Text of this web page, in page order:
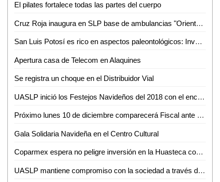
El pilates fortalece todas las partes del cuerpo
Cruz Roja inaugura en SLP base de ambulancias "Oriente-Sur"
San Luis Potosí es rico en aspectos paleontológicos: Investigador de la UASLP
Apertura casa de Telecom en Alaquines
Se registra un choque en el Distribuidor Vial
UASLP inició los Festejos Navideños del 2018 con el encendido del Patio del Edificio Central
Próximo lunes 10 de diciembre comparecerá Fiscal ante Diputados
Gala Solidaria Navideña en el Centro Cultural
Coparmex espera no peligre inversión en la Huasteca con llegada de AMLO
UASLP mantiene compromiso con la sociedad a través del trabajo del voluntariado